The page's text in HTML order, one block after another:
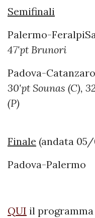
Semifinali
Palermo-
47'pt Brunori
Padova-
30'pt Sounas (C),
(P)
Finale (andata
Padova-Palermo
QUI il